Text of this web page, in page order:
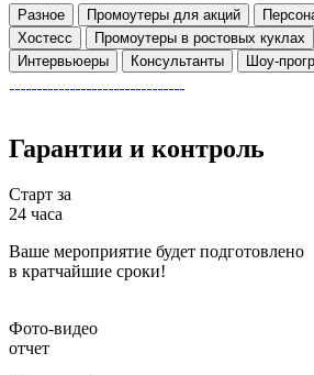
Разное Промоутеры для акций
Хостесс
Промоутеры в ростовых куклах
Интервьюеры
Консультанты Шоу-
Гарантии и контроль
Старт за
24 часа
Ваше мероприятие будет подготовлено
в кратчайшие сроки!
Фото-видео
отчет